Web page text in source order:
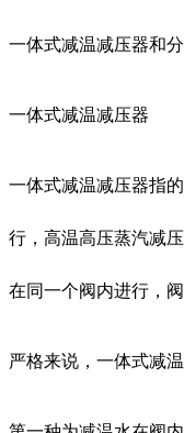
一体式减温减压器和
一体式减温减压器
一体式减温减压器指
行，高温高压蒸汽减
在同一个阀内进行，
严格来说，一体式减